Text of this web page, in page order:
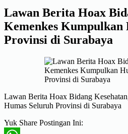
Lawan Berita Hoax
Kemenkes Kumpulkan
Provinsi di Surabaya
Lawan Berita Hoax Bidang
Humas Seluruh Provinsi di Surabaya
Yuk Share Postingan Ini: